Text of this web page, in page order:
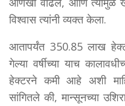
विश्वास त्यांनी व्यक्त केला.
आतापर्यंत 350.85 लाख
गेल्या वर्षीच्या याच
हेक्टरने कमी आहे अशी
सांगितले की, मान्सूनच्या